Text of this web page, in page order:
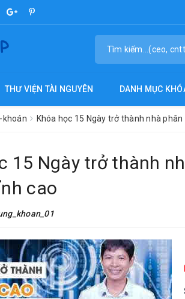
THƯ VIỆN TÀI NGUYÊN DANH MỤC
khoán Khóa học 15 Ngày trở thành nhà
15 Ngày trở thành
cao